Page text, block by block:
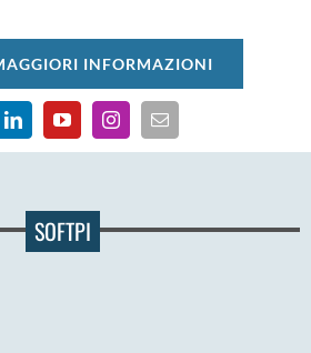
INFORMAZIONI
SOFTPI